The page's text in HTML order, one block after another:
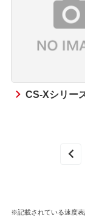
CS-Xシリー
※記載されている速度表